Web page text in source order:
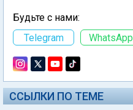
Будьте с нами:
Telegram
WhatsApp
ССЫЛКИ ПО ТЕМЕ